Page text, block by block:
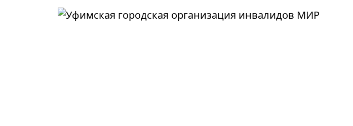
Перейти к основному содержанию